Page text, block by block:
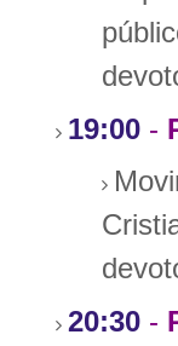
19:00 -
20:30 -